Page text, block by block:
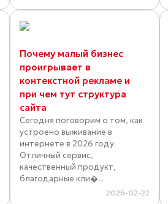
Почему малый бизнес
проигрывает в
контекстной рекламе и
при чем тут структура
сайта
Сегодня поговорим о том, как
устроено выживание в
интернете в 2026 году.
Отличный сервис,
качественный продукт,
благодарные кли�...
2026-02-22